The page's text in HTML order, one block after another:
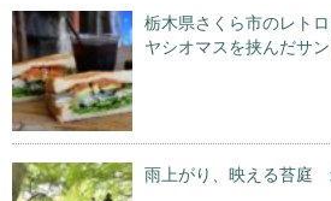
栃木県さくら市のレト
ヤシオマスを挟んだサ
雨上がり、映える苔